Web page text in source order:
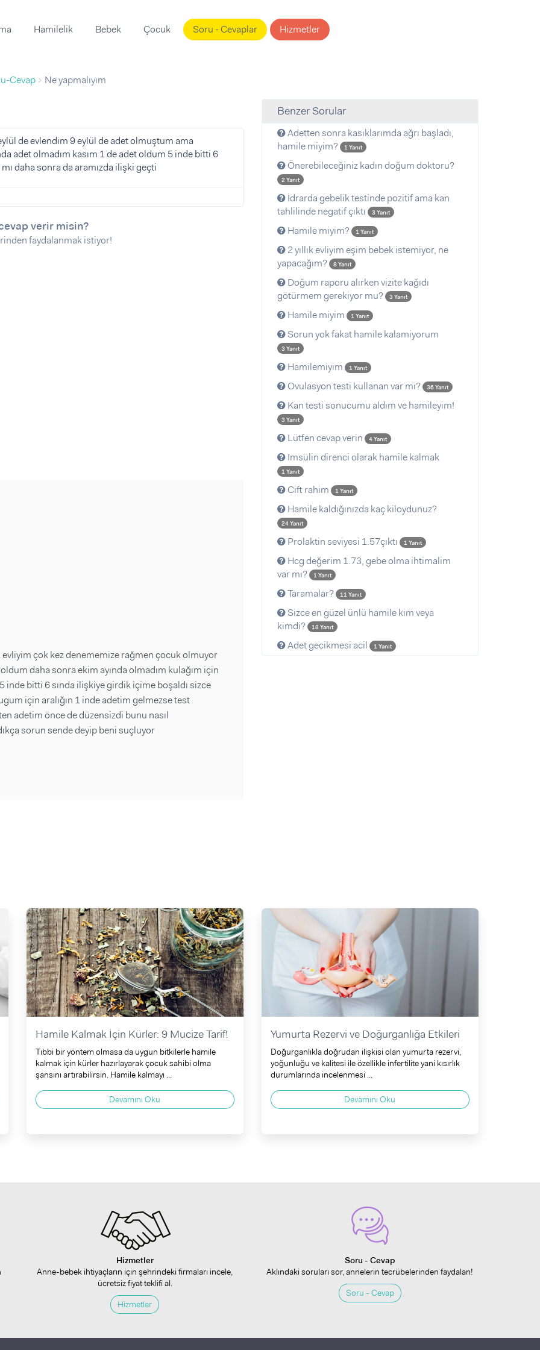
Hamilelik Bebek Çocuk Soru - Cevaplar Hizmetler
Cevap Ne yapmalıyım
de evlendim 9 eylül de adet olmuştum ama
adet olmadım kasım 1 de adet oldum 5 inde bitti 6
daha sonra da aramızda ilişki geçti
verir misin?
faydalanmak istiyor!
çok kez denememize rağmen çocuk olmuyor
daha sonra ekim ayında olmadım kulağım için
inde bitti 6 sında ilişkiye girdik içime boşaldı sizce
için aralığın 1 inde adetim gelmezse test
adetim önce de düzensizdi bunu nasıl
sorun sende deyip beni suçluyor
Benzer Sorular
Adetten sonra kasıklarımda ağrı başladı,
hamile miyim?
1 Yanıt
Önerebileceğiniz kadın doğum doktoru?
2 Yanıt
İdrarda gebelik testinde pozitif ama kan
tahlilinde negatif çıktı
3 Yanıt
Hamile miyim? 1 Yanıt
2 yıllık evliyim eşim bebek istemiyor, ne
yapacağım?
8 Yanıt
Doğum raporu alırken vizite kağıdı
götürmem gerekiyor mu?
3 Yanıt
Hamile miyim 1 Yanıt
Sorun yok fakat hamile kalamiyorum
3 Yanıt
Hamilemiyim 1 Yanıt
Ovulasyon testi kullanan var mı? 36 Yanıt
Kan testi sonucumu aldım ve hamileyim!
3 Yanıt
Lütfen cevap verin 4 Yanıt
Imsülin direnci olarak hamile kalmak
1 Yanıt
Cift rahim 1 Yanıt
Hamile kaldığınızda kaç kiloydunuz?
24 Yanıt
Prolaktin seviyesi 1.57çıktı 1 Yanıt
Hcg değerim 1.73, gebe olma ihtimalim
var mı?
1 Yanıt
Taramalar? 11 Yanıt
Sizce en güzel ünlü hamile kim veya
kimdi?
18 Yanıt
Adet gecikmesi acil 1 Yanıt
Hamile Kalmak İçin Kürler: 9 Mucize Tarif!
Tıbbi bir yöntem olmasa da uygun bitkilerle hamile
kalmak için kürler hazırlayarak çocuk sahibi olma
şansını artırabilirsin. Hamile kalmayı ...
Devamını Oku
Yumurta Rezervi ve Doğurganlığa Etkileri
Doğurganlıkla doğrudan ilişkisi olan yumurta rezervi,
yoğunluğu ve kalitesi ile özellikle infertilite yani kısırlık
durumlarında incelenmesi ...
Devamını Oku
Hizmetler
Anne-bebek ihtiyaçların için şehrindeki firmaları incele,
ücretsiz fiyat teklifi al.
Hizmetler
Soru - Cevap
Aklındaki soruları sor, annelerin tecrübelerinden faydalan!
Soru - Cevap